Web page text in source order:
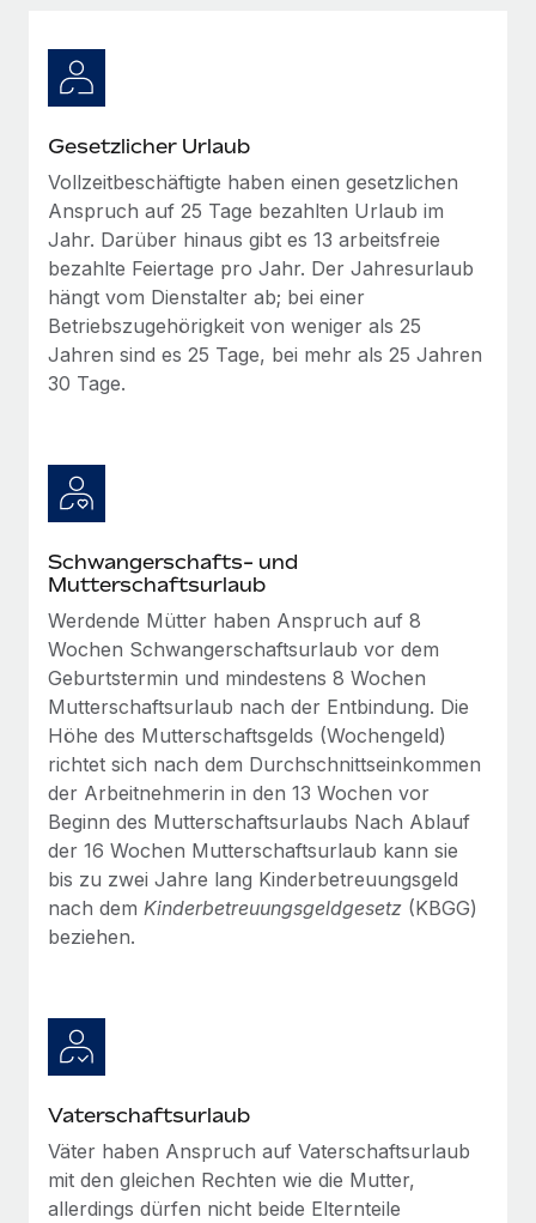
Frag unsere Expert:innen
Hilfe von Expert:innen für globale HR & Compliance
Einfacheres Bewerber:innen-Screening
Compliance Watchtower
Lückenlose Compliance
Geräteverwaltung
Globale Bereitstellung und Verfolgung von IT-
Geräten
Schnelle, rechtssichere Gründung von
Niederlassungen
Mühelose Relocation von Mitarbeiter:innen
Benefits
Mühelose Verwaltung von Benefits
Remote Build
Beratung zu Integrationen und KI-Automatisierung
So hat der KI-Vorreiter Weaviate sein Team mit
Remote um 120 % vergrößert
Weaviate auf einen Blick Weaviate entwickelt KI-basierte
Open-Source-Infrastrukturen. Das...
Mehr erfahren
Reverse Tech und Remote für Contractor
Management und Payroll
Reverse Tech auf einen Blick Das Gesundheits- und
Wellness-Startup Reverse Tech hat das globale...
Informationen zu Gehältern und Qualifikationen
Insights Center
Hol dir Unterstützung
Alle Ressourcen anzeigen
BLOG
Globale Payroll
EOR und PEO
Den Blog erkunden
BLOG
Neues zu Remote-Produkten: Integration mit
Gusto und Zero und Contractor Management
Plus
Auch im neuen Jahr wollen wir bei Remote Unternehmen
aller Größen dabei unterstützen, die beste...
Mehr erfahren
Wie Phiture 55 Mitarbeiter:innen in 19 Ländern
mit Remote verwaltet
Mehr erfahren
Gesetzlicher Urlaub
Vollzeitbeschäftigte haben einen gesetzlichen
Anspruch auf 25 Tage bezahlten Urlaub im
Jahr. Darüber hinaus gibt es 13 arbeitsfreie
bezahlte Feiertage pro Jahr. Der Jahresurlaub
hängt vom Dienstalter ab; bei einer
Betriebszugehörigkeit von weniger als 25
Jahren sind es 25 Tage, bei mehr als 25 Jahren
30 Tage.
Schwangerschafts- und
Mutterschaftsurlaub
Werdende Mütter haben Anspruch auf 8
Wochen Schwangerschaftsurlaub vor dem
Geburtstermin und mindestens 8 Wochen
Mutterschaftsurlaub nach der Entbindung. Die
Höhe des Mutterschaftsgelds (Wochengeld)
richtet sich nach dem Durchschnittseinkommen
der Arbeitnehmerin in den 13 Wochen vor
Beginn des Mutterschaftsurlaubs Nach Ablauf
der 16 Wochen Mutterschaftsurlaub kann sie
bis zu zwei Jahre lang Kinderbetreuungsgeld
nach dem Kinderbetreuungsgeldgesetz (KBGG)
beziehen.
Vaterschaftsurlaub
Väter haben Anspruch auf Vaterschaftsurlaub
mit den gleichen Rechten wie die Mutter,
allerdings dürfen nicht beide Elternteile